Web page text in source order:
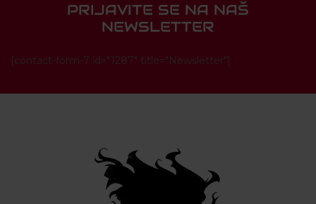
PRIJAVITE SE NA NAŠ
NEWSLETTER
[contact-form-7 id="1287" title="Newsletter"]